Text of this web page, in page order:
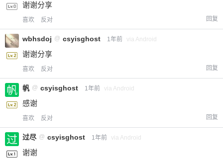
谢谢分享
喜欢 反对 回复
wbhsdoj @ csyisghost 1年前 via Android
谢谢分享
喜欢 反对 回复
帆 @ csyisghost 1年前 via Android
感谢
喜欢 反对 回复
过尽 @ csyisghost 1年前 via Android
谢谢